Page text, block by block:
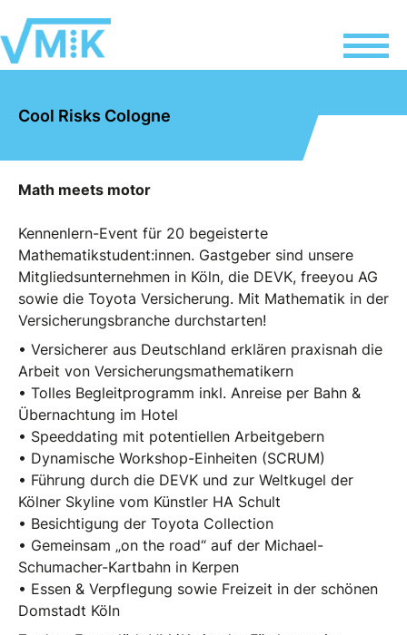
Cool Risks Cologne
Math meets motor
Kennenlern-Event für 20 begeisterte
Mathematikstudent:innen. Gastgeber sind unsere
Mitgliedsunternehmen in Köln, die DEVK, freeyou AG
sowie die Toyota Versicherung. Mit Mathematik in der
Versicherungsbranche durchstarten!
• Versicherer aus Deutschland erklären praxisnah die
Arbeit von Versicherungsmathematikern
• Tolles Begleitprogramm inkl. Anreise per Bahn &
Übernachtung im Hotel
• Speeddating mit potentiellen Arbeitgebern
• Dynamische Workshop-Einheiten (SCRUM)
• Führung durch die DEVK und zur Weltkugel der
Kölner Skyline vom Künstler HA Schult
• Besichtigung der Toyota Collection
• Gemeinsam „on the road“ auf der Michael-
Schumacher-Kartbahn in Kerpen
• Essen & Verpflegung sowie Freizeit in der schönen
Domstadt Köln